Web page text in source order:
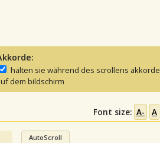
halten sie während des scrollens akkorde
dem bildschirm
Font size: A- A
AutoScroll